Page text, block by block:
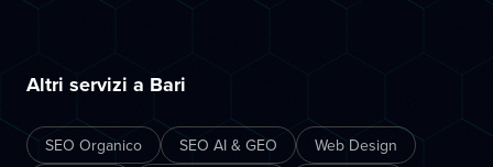
Altri servizi a Bari
SEO Organico SEO AI & GEO Web Design